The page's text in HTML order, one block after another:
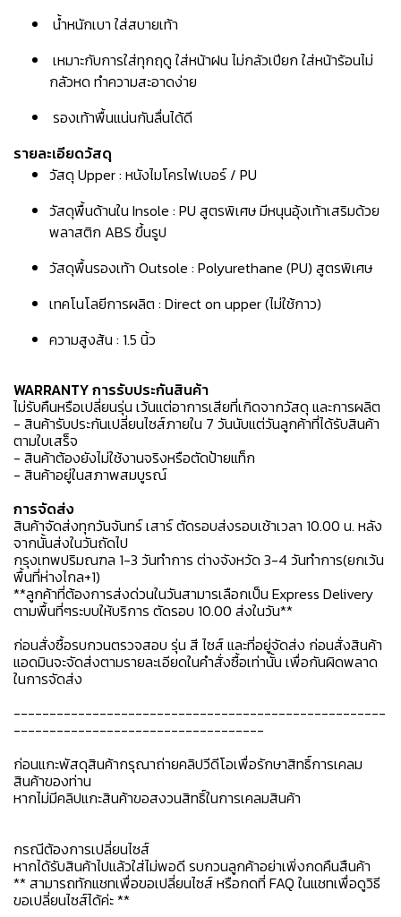
น้ำหนักเบา ใส่สบายเท้า
เหมาะกับการใส่ทุกฤดู ใส่หน้าฝน ไม่กลัวเปียก ใส่หน้าร้อนไม่
กลัวหด ทำความสะอาดง่าย
รองเท้าพื้นแน่นกันลื่นได้ดี
รายละเอียดวัสดุ
วัสดุ Upper : หนังไมโครไฟเบอร์ / PU
วัสดุพื้นด้านใน Insole : PU สูตรพิเศษ มีหนุนอุ้งเท้าเสริมด้วย
พลาสติก ABS ขึ้นรูป
วัสดุพื้นรองเท้า Outsole : Polyurethane (PU) สูตรพิเศษ
เทคโนโลยีการผลิต : Direct on upper (ไม่ใช้กาว)
ความสูงส้น : 1.5 นิ้ว
WARRANTY การรับประกันสินค้า
ไม่รับคืนหรือเปลี่ยนรุ่น เว้นแต่อาการเสียที่เกิดจากวัสดุ และการผลิต
- สินค้ารับประกันเปลี่ยนไซส์ภายใน 7 วันนับแต่วันลูกค้าที่ได้รับสินค้า
ตามใบเสร็จ
- สินค้าต้องยังไม่ใช้งานจริงหรือตัดป้ายแท็ก
- สินค้าอยู่ในสภาพสมบูรณ์
การจัดส่ง
สินค้าจัดส่งทุกวันจันทร์ เสาร์ ตัดรอบส่งรอบเช้าเวลา 10.00 น. หลัง
จากนั้นส่งในวันถัดไป
กรุงเทพปริมณฑล 1-3 วันทำการ ต่างจังหวัด 3-4 วันทำการ(ยกเว้น
พื้นที่ห่างไกล+1)
**ลูกค้าที่ต้องการส่งด่วนในวันสามารเลือกเป็น Express Delivery
ตามพื้นที่ๆระบบให้บริการ ตัดรอบ 10.00 ส่งในวัน**
ก่อนสั่งซื้อรบกวนตรวจสอบ รุ่น สี ไซส์ และที่อยู่จัดส่ง ก่อนสั่งสินค้า
แอดมินจะจัดส่งตามรายละเอียดในคำสั่งซื้อเท่านั้น เพื่อกันผิดพลาด
ในการจัดส่ง
----------------------------------------------------
-----------------------------------
ก่อนแกะพัสดุสินค้ากรุณาถ่ายคลิปวีดีโอเพื่อรักษาสิทธิ์การเคลม
สินค้าของท่าน
หากไม่มีคลิปแกะสินค้าขอสงวนสิทธิ์ในการเคลมสินค้า
กรณีต้องการเปลี่ยนไซส์
หากได้รับสินค้าไปแล้วใส่ไม่พอดี รบกวนลูกค้าอย่าเพิ่งกดคืนสืนค้า
** สามารถทักแชทเพื่อขอเปลี่ยนไซส์ หรือกดที่ FAQ ในแชทเพื่อดูวิธี
ขอเปลี่ยนไซส์ได้ค่ะ **